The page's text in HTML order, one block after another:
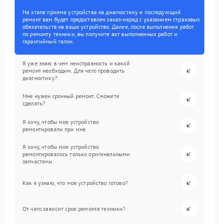
На этапе приема устройства на диагностику и последующий
ремонт вам будет предоставлен заказ-наряд с указанием страховых
обязательств на ваше устройство. Далее, после выполнения работ
по ремонту техники, вы получите акт выполненных работ и
гарантийный талон.
Я уже знаю в чем неисправность и какой
ремонт необходим. Для чего проводить
диагностику?
Мне нужен срочный ремонт. Сможете
сделать?
Я хочу, чтобы мое устройство
ремонтировали при мне.
Я хочу, чтобы мое устройство
ремонтировалось только оригинальными
запчастями.
Как я узнаю, что мое устройство готово?
От чего зависит срок ремонта техники?